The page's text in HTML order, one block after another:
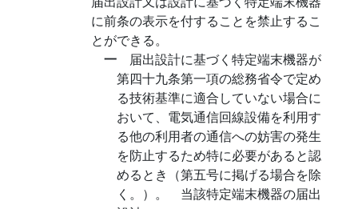
に前条の表示を付することを禁止するこ
とができる。
一 届出設計に基づく特定端末機器が
第四十九条第一項の総務省令で定め
る技術基準に適合していない場合に
おいて、電気通信回線設備を利用す
る他の利用者の通信への妨害の発生
を防止するため特に必要があると認
めるとき（第五号に掲げる場合を除
く。）。 当該特定端末機器の届出